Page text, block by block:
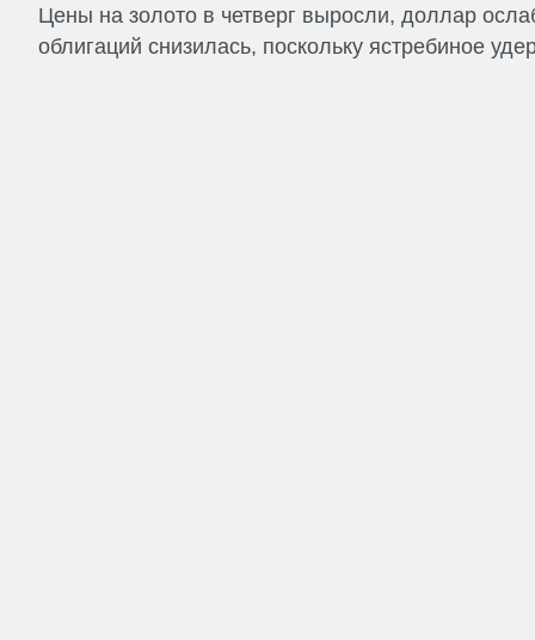
Цены на золото в четверг выросли, доллар
облигаций снизилась, поскольку ястребиное